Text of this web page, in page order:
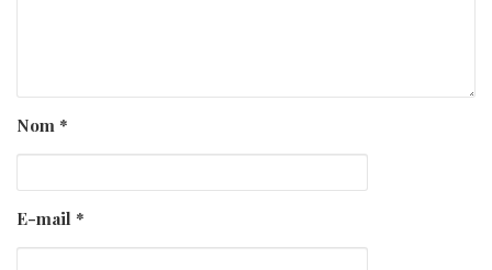
Nom *
E-mail *